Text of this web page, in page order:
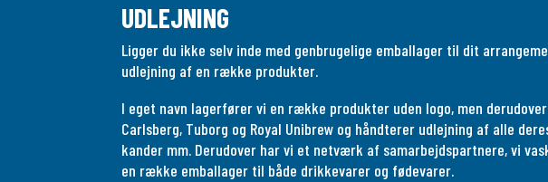
UDLEJNING
Ligger du ikke selv inde med genbrugelige emballager til dit
udlejning af en række produkter.
I eget navn lagerfører vi en række produkter uden logo, men
Carlsberg, Tuborg og Royal Unibrew og håndterer udlejning af alle
kander mm. Derudover har vi et netværk af samarbejdspartnere, vi
en række emballager til både drikkevarer og fødevarer.